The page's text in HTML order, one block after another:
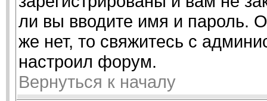
ли вы вводите имя и пароль.
же нет, то свяжитесь с
настроил форум.
Вернуться к началу